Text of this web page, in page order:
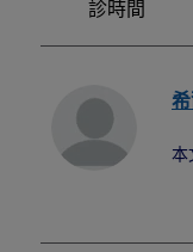
診時間
本